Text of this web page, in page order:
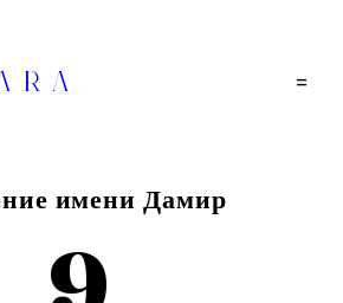
=
имени Дамир